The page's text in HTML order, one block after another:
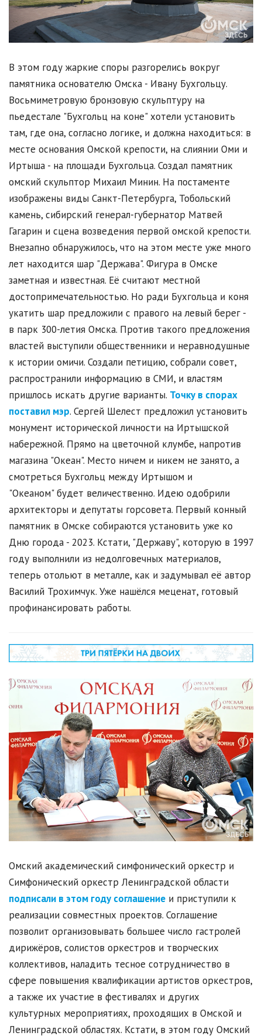
В этом году жаркие споры разгорелись вокруг
памятника основателю Омска - Ивану Бухгольцу.
Восьмиметровую бронзовую скульптуру на
пьедестале "Бухгольц на коне" хотели установить
там, где она, согласно логике, и должна находиться: в
месте основания Омской крепости, на слиянии Оми и
Иртыша - на площади Бухгольца. Создал памятник
омский скульптор Михаил Минин. На постаменте
изображены виды Санкт-Петербурга, Тобольский
камень, сибирский генерал-губернатор Матвей
Гагарин и сцена возведения первой омской крепости.
Внезапно обнаружилось, что на этом месте уже много
лет находится шар "Держава". Фигура в Омске
заметная и известная. Её считают местной
достопримечательностью. Но ради Бухгольца и коня
укатить шар предложили с правого на левый берег -
в парк 300-летия Омска. Против такого предложения
властей выступили общественники и неравнодушные
к истории омичи. Создали петицию, собрали совет,
распространили информацию в СМИ, и властям
пришлось искать другие варианты. Точку в спорах
поставил мэр. Сергей Шелест предложил установить
монумент исторической личности на Иртышской
набережной. Прямо на цветочной клумбе, напротив
магазина "Океан". Место ничем и никем не занято, а
смотреться Бухгольц между Иртышом и
"Океаном" будет величественно. Идею одобрили
архитекторы и депутаты горсовета. Первый конный
памятник в Омске собираются установить уже ко
Дню города - 2023. Кстати, "Державу", которую в 1997
году выполнили из недолговечных материалов,
теперь отольют в металле, как и задумывал её автор
Василий Трохимчук. Уже нашёлся меценат, готовый
профинансировать работы.
Омский академический симфонический оркестр и
Симфонический оркестр Ленинградской области
подписали в этом году соглашение и приступили к
реализации совместных проектов. Соглашение
позволит организовывать большее число гастролей
дирижёров, солистов оркестров и творческих
коллективов, наладить тесное сотрудничество в
сфере повышения квалификации артистов оркестров,
а также их участие в фестивалях и других
культурных мероприятиях, проходящих в Омской и
Ленинградской областях. Кстати, в этом году Омский